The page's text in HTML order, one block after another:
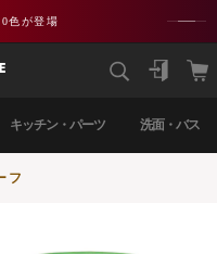
色が登場
キッチン・パーツ 洗面・バス
フ